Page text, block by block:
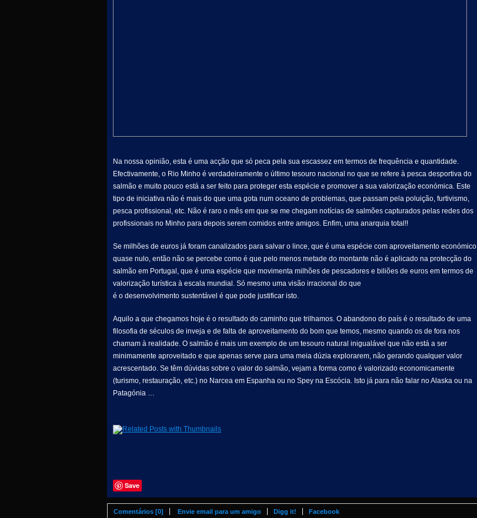
Na nossa opinião, esta é uma acção que só peca pela sua escassez em termos de frequência e quantidade.
Efectivamente, o Rio Minho é verdadeiramente o último tesouro nacional no que se refere à pesca desportiva do
salmão e muito pouco está a ser feito para proteger esta espécie e promover a sua valorização económica. Este
tipo de iniciativa não é mais do que uma gota num oceano de problemas, que passam pela poluição, furtivismo,
pesca profissional, etc. Não é raro o mês em que se me chegam notícias de salmões capturados pelas redes dos
profissionais no Minho para depois serem comidos entre amigos. Enfim, uma anarquia total!!
Se milhões de euros já foram canalizados para salvar o lince, que é uma espécie com aproveitamento económico
quase nulo, então não se percebe como é que pelo menos metade do montante não é aplicado na protecção do
salmão em Portugal, que é uma espécie que movimenta milhões de pescadores e biliões de euros em termos de
valorização turística à escala mundial. Só mesmo uma visão irracional do que
é o desenvolvimento sustentável é que pode justificar isto.
Aquilo a que chegamos hoje é o resultado do caminho que trilhamos. O abandono do país é o resultado de uma
filosofia de séculos de inveja e de falta de aproveitamento do bom que temos, mesmo quando os de fora nos
chamam à realidade. O salmão é mais um exemplo de um tesouro natural inigualável que não está a ser
minimamente aproveitado e que apenas serve para uma meia dúzia explorarem, não gerando qualquer valor
acrescentado. Se têm dúvidas sobre o valor do salmão, vejam a forma como é valorizado economicamente
(turismo, restauração, etc.) no Narcea em Espanha ou no Spey na Escócia. Isto já para não falar no Alaska ou na
Patagónia …
Save
Comentários [0] Envie email para um amigo Digg it! Facebook